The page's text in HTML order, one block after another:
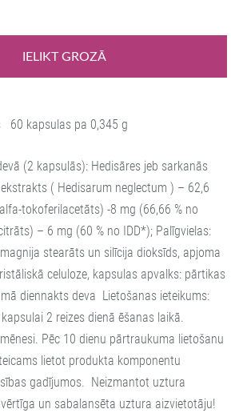
IELIKT GROZĀ
60 kapsulas pa 0,345 g
(2 kapsulās): Hedisāres jeb sarkanās
( Hedisarum neglectum ) – 62,6
tokoferilacetāts) -8 mg (66,66 % no
– 6 mg (60 % no IDD*); Palīgvielas:
stearāts un silīcija dioksīds, apjoma
celuloze, kapsulas apvalks: pārtikas
diennakts deva Lietošanas ieteikums:
2 reizes dienā ēšanas laikā.
Pēc 10 dienu pārtraukuma lietošanu
lietot produkta komponentu
gadījumos. Neizmantot uztura
un sabalansēta uztura aizvietotāju!